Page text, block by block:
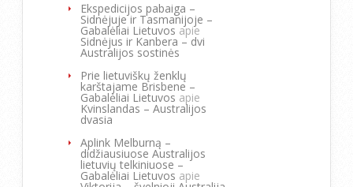
Ekspedicijos pabaiga –
Sidnėjuje ir Tasmanijoje –
Gabalėliai Lietuvos apie
Sidnėjus ir Kanbera – dvi
Australijos sostinės
Prie lietuviškų ženklų
karštajame Brisbene –
Gabalėliai Lietuvos apie
Kvinslandas – Australijos
dvasia
Aplink Melburną –
didžiausiuose Australijos
lietuvių telkiniuose –
Gabalėliai Lietuvos apie